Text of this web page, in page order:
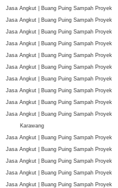
Jasa Angkut | Buang Puing Sampah Proyek
Jasa Angkut | Buang Puing Sampah Proyek
Jasa Angkut | Buang Puing Sampah Proyek
Jasa Angkut | Buang Puing Sampah Proyek
Jasa Angkut | Buang Puing Sampah Proyek
Jasa Angkut | Buang Puing Sampah Proyek
Jasa Angkut | Buang Puing Sampah Proyek
Jasa Angkut | Buang Puing Sampah Proyek
Jasa Angkut | Buang Puing Sampah Proyek
Jasa Angkut | Buang Puing Sampah Proyek
Karawang
Jasa Angkut | Buang Puing Sampah Proyek
Jasa Angkut | Buang Puing Sampah Proyek
Jasa Angkut | Buang Puing Sampah Proyek
Jasa Angkut | Buang Puing Sampah Proyek
Jasa Angkut | Buang Puing Sampah Proyek